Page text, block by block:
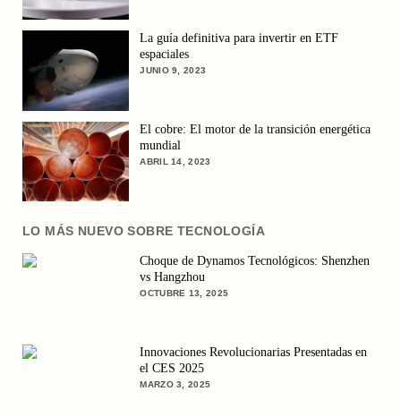
La guía definitiva para invertir en ETF
espaciales
JUNIO 9, 2023
El cobre: El motor de la transición energética
mundial
ABRIL 14, 2023
LO MÁS NUEVO SOBRE TECNOLOGÍA
Choque de Dynamos Tecnológicos: Shenzhen
vs Hangzhou
OCTUBRE 13, 2025
Innovaciones Revolucionarias Presentadas en
el CES 2025
MARZO 3, 2025